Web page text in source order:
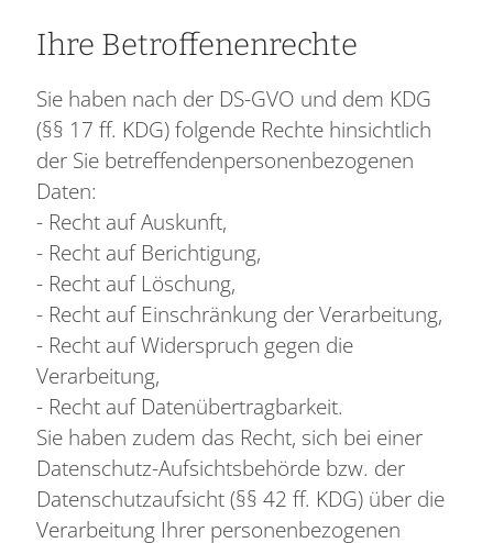
Ihre Betroffenenrechte
Sie haben nach der DS-GVO und dem KDG
(§§ 17 ff. KDG) folgende Rechte hinsichtlich
der Sie betreffendenpersonenbezogenen
Daten:
- Recht auf Auskunft,
- Recht auf Berichtigung,
- Recht auf Löschung,
- Recht auf Einschränkung der Verarbeitung,
- Recht auf Widerspruch gegen die
Verarbeitung,
- Recht auf Datenübertragbarkeit.
Sie haben zudem das Recht, sich bei einer
Datenschutz-Aufsichtsbehörde bzw. der
Datenschutzaufsicht (§§ 42 ff. KDG) über die
Verarbeitung Ihrer personenbezogenen